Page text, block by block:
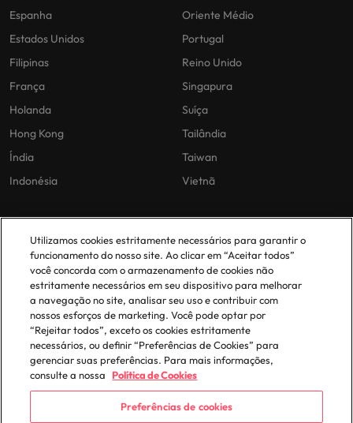
Espanha
Estados Unidos
Filipinas
França
Holanda
Hong Kong
Índia
Indonésia
Oriente Médio
Portugal
Reino Unido
Singapura
Suíça
Tailândia
Taiwan
Vietnã
As nossas políticas
Politica Privacidade
Politica de cookies
Política de Biblioteca
Politica de escravidão moderna
O nosso escritório em
Portugal
Lisboa
Utilizamos cookies estritamente necessários para garantir o
funcionamento do nosso site. Ao clicar em “Aceitar todos”
você concorda com o armazenamento de cookies não
estritamente necessários em seu dispositivo para melhorar
a navegação no site, analisar seu uso e contribuir com
nossos esforços de marketing. Você pode optar por
“Rejeitar todos”, exceto os cookies estritamente
necessários, ou definir “Preferências de Cookies” para
gerenciar suas preferências. Para mais informações,
consulte a nossa
Política de Cookies
Preferências de cookies